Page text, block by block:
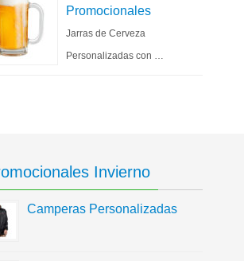
Promocionales
Jarras de Cerveza
Personalizadas con …
Invierno
Camperas Personalizadas